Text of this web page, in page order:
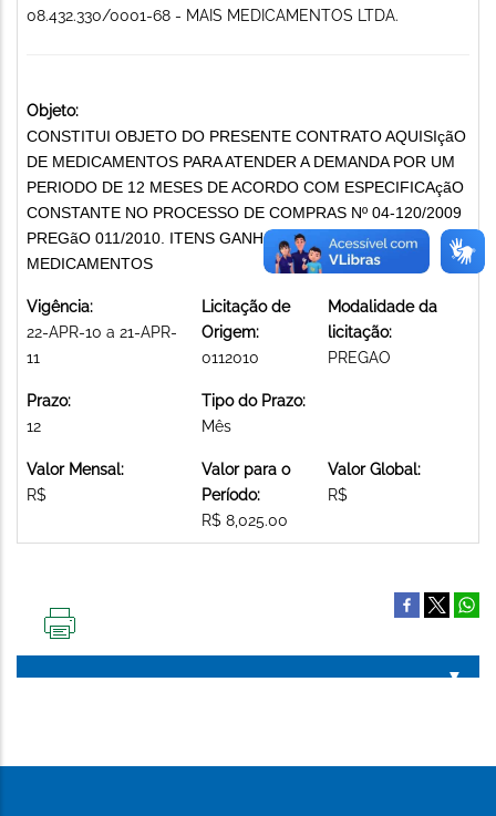
08.432.330/0001-68 - MAIS MEDICAMENTOS LTDA.
Objeto:
CONSTITUI OBJETO DO PRESENTE CONTRATO AQUISIçãO
DE MEDICAMENTOS PARA ATENDER A DEMANDA POR UM
PERIODO DE 12 MESES DE ACORDO COM ESPECIFICAçãO
CONSTANTE NO PROCESSO DE COMPRAS Nº 04-120/2009
PREGãO 011/2010. ITENS GANHOS 04,09 E 11.
MEDICAMENTOS
Vigência:
22-APR-10 a 21-APR-
11
Licitação de
Origem:
0112010
Modalidade da
licitação:
PREGAO
Prazo:
12
Tipo do Prazo:
Mês
Valor Mensal:
R$
Valor para o
Período:
R$ 8,025.00
Valor Global:
R$
PÁGINA